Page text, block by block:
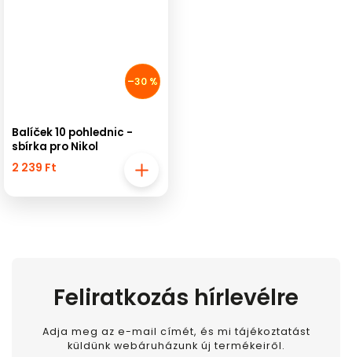
–30 %
Balíček 10 pohlednic -
sbírka pro Nikol
2 239 Ft
Feliratkozás hírlevélre
Adja meg az e-mail címét, és mi tájékoztatást
küldünk webáruházunk új termékeiről.